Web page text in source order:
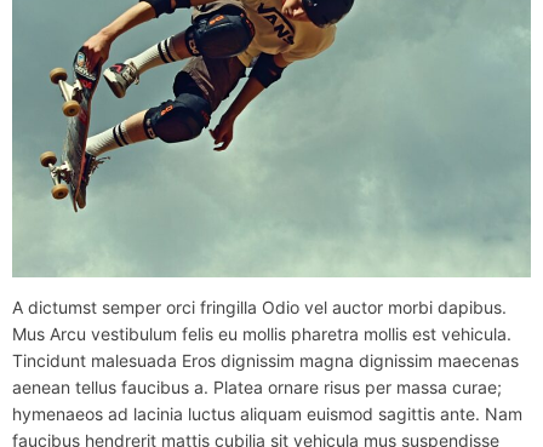
A dictumst semper orci fringilla Odio vel auctor morbi dapibus.
Mus Arcu vestibulum felis eu mollis pharetra mollis est vehicula.
Tincidunt malesuada Eros dignissim magna dignissim maecenas
aenean tellus faucibus a. Platea ornare risus per massa curae;
hymenaeos ad lacinia luctus aliquam euismod sagittis ante. Nam
faucibus hendrerit mattis cubilia sit vehicula mus suspendisse